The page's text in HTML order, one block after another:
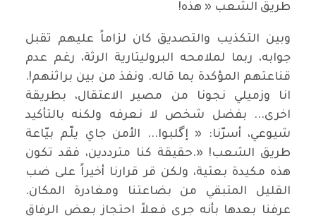
طريق الشعب « هذه!
وبين التكذيب والتصديق كان لزاماً عليهم تقبل
جوابه، ربما لملامحه البروليتارية الرثة، رغم عدم
قناعتهم المؤكدة بما قاله. ونفذ من بين براثنهم!.
انا وزميلي نجونا من مصير الاعتقال، بطريقة
اخرى... بفضل شخص لا نعرفه ولكنه بالتأكيد
شيوعي، أسرّنا: « إگلبوا... الأمن جاي يلّم بيّاعة
طريق الشعب! «.حقيقة كنا مترددين، فقد تكون
هذه مكيدة بعثية، ولكن قر قرارنا أخيراً على ضب
القليل المتبقي من بضاعتنا ومغادرة المكان.
عرفنا بعدها بأنه جرى فعلاً احتجاز بعض الرفاق